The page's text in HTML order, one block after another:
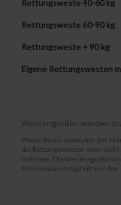
Rettungsweste 40-60 kg
Rettungsweste 60-90 kg
Rettungsweste + 90 kg
Eigene Rettungswesten
Westengrößen werden
Wenn Sie die Gewichte der
die Rettungswesten oben
Häkchen. Die Westengrößen
Reisebeginn mitgeteilt werden